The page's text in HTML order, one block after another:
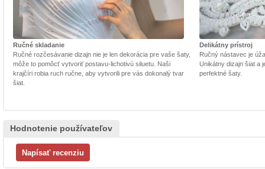
Ručné skladanie
Ručné rozčesávanie dizajn nie je len dekorácia pre vaše šaty,
môže to pomôcť vytvoriť postavu-lichotivú siluetu. Naši
krajčíri robia ruch ručne, aby vytvorili pre vás dokonalý tvar
šiat.
Delikátny prístroj
Ručný nástavec je
Unikátny dizajn šiat a
perfektné šaty.
Hodnotenie používateľov